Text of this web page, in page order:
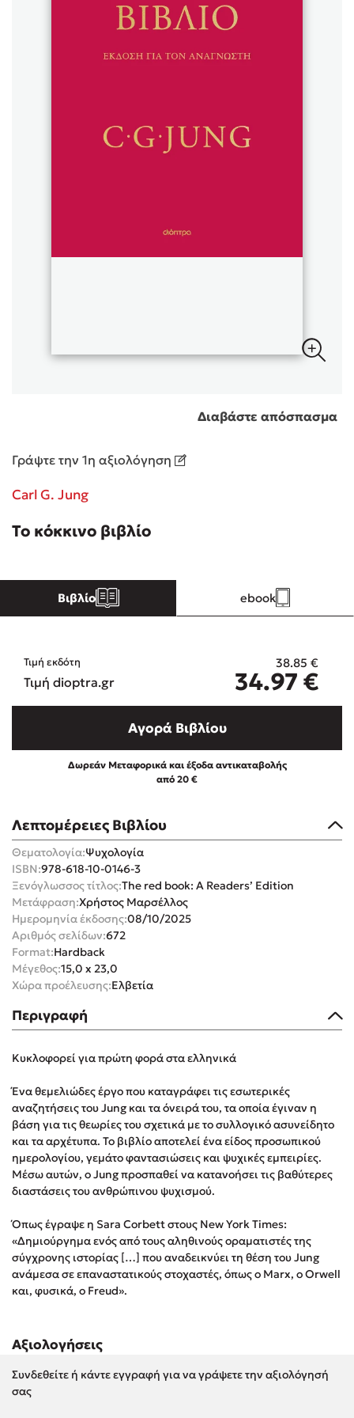
Playlist
Ιωάννης Γλωσσόπουλος
Ένας γίγαντας στο σχολείο
Η μέθοδος Αφήστε τους
Δημοφιλείς Συγγραφείς
Φυστίκι ΠουΚυλάει
Παύλος Καστανάς
El Sombrero
Sebastian Fitzek
Freida McFadden
Κατρίνα Τσάνταλη
Lucinda Riley
Mimi Matthews
Rebecca Yarros
Teo Benedetti
Τζένη Κουτσοδημητροπούλου
Emily Henry
Cori Doerrfeld
Δανάη Ιμπραχήμ
Διαβάστε απόσπασμα
Γράψτε την 1η αξιολόγηση
Carl G. Jung
Το κόκκινο βιβλίο
Βιβλίο ebook
Λεπτομέρειες Βιβλίου
Θεματολογία:Ψυχολογία
ISBN:978-618-10-0146-3
Ξενόγλωσσος τίτλος:The red book: A Readers’ Edition
Μετάφραση:Χρήστος Μαρσέλλος
Ημερομηνία έκδοσης:08/10/2025
Αριθμός σελίδων:672
Format:Hardback
Μέγεθος:15,0 x 23,0
Χώρα προέλευσης:Ελβετία
Τιμή εκδότη 38.85 €
Τιμή dioptra.gr 34.97 €
Αγορά Βιβλίου
Δωρεάν Μεταφορικά και έξοδα αντικαταβολής
από 20 €
Περιγραφή
Κυκλοφορεί για πρώτη φορά στα ελληνικά
Ένα θεμελιώδες έργο που καταγράφει τις εσωτερικές
αναζητήσεις του Jung και τα όνειρά του, τα οποία έγιναν η
βάση για τις θεωρίες του σχετικά με το συλλογικό ασυνείδητο
και τα αρχέτυπα. Το βιβλίο αποτελεί ένα είδος προσωπικού
ημερολογίου, γεμάτο φαντασιώσεις και ψυχικές εμπειρίες.
Μέσω αυτών, ο Jung προσπαθεί να κατανοήσει τις βαθύτερες
διαστάσεις του ανθρώπινου ψυχισμού.
Όπως έγραψε η Sara Corbett στους New York Times:
«Δημιούργημα ενός από τους αληθινούς οραματιστές της
σύγχρονης ιστορίας […] που αναδεικνύει τη θέση του Jung
ανάμεσα σε επαναστατικούς στοχαστές, όπως ο Marx, ο Orwell
και, φυσικά, ο Freud».
Αξιολογήσεις
Συνδεθείτε ή κάντε εγγραφή για να γράψετε την αξιολόγησή
σας